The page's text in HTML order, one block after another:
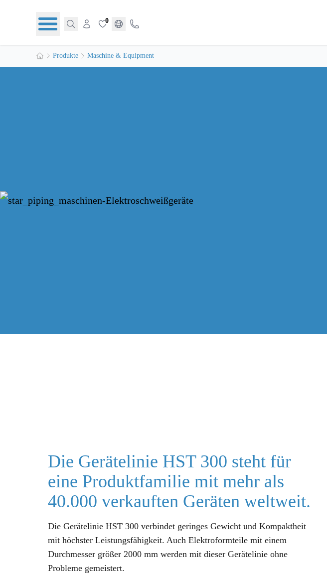
0
Produkte Maschine & Equipment
Die Gerätelinie HST 300 steht für
eine Produktfamilie mit mehr als
40.000 verkauften Geräten weltweit.
Die Gerätelinie HST 300 verbindet geringes Gewicht und Kompaktheit
mit höchster Leistungsfähigkeit. Auch Elektroformteile mit einem
Durchmesser größer 2000 mm werden mit dieser Gerätelinie ohne
Probleme gemeistert.